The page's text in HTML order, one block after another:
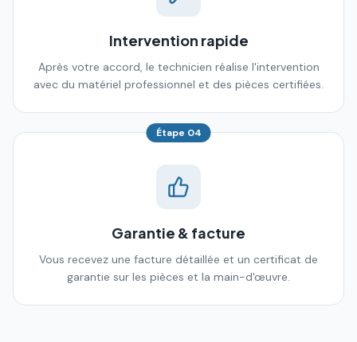
Intervention rapide
Après votre accord, le technicien réalise l'intervention
avec du matériel professionnel et des pièces certifiées.
Étape 04
Garantie & facture
Vous recevez une facture détaillée et un certificat de
garantie sur les pièces et la main-d'œuvre.